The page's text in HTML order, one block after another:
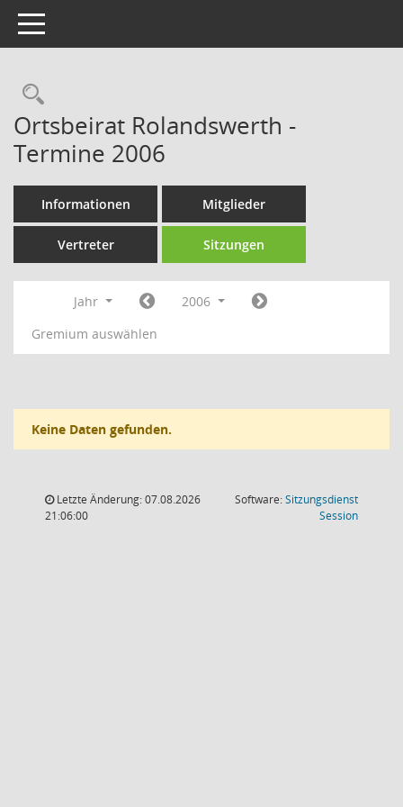
Toggle navigation
Rechercheauswahl
Ortsbeirat Rolandswerth -
Termine 2006
Informationen Mitglieder
Vertreter Sitzungen
Jahr
2006
Gremium auswählen
Keine Daten gefunden.
Letzte Änderung: 07.08.2026
21:06:00
Software:Sitzungsdienst
Session(Wird in